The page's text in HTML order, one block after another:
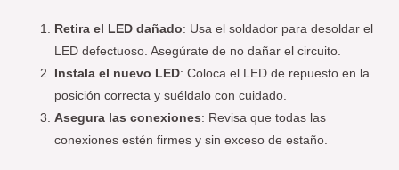
Retira el LED dañado: Usa el soldador para desoldar el
LED defectuoso. Asegúrate de no dañar el circuito.
Instala el nuevo LED: Coloca el LED de repuesto en la
posición correcta y suéldalo con cuidado.
Asegura las conexiones: Revisa que todas las
conexiones estén firmes y sin exceso de estaño.